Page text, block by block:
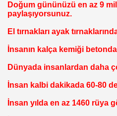
Doğum gününüzü en az 9
paylaşıyorsunuz.
El tırnakları ayak
İnsanın kalça kemiği
Dünyada insanlardan daha
İnsan kalbi dakikada 60-80
İnsan yılda en az 1460 rüya